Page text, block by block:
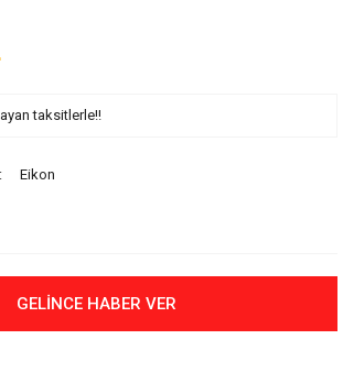
taksitlerle!!
Eikon
GELİNCE HABER VER